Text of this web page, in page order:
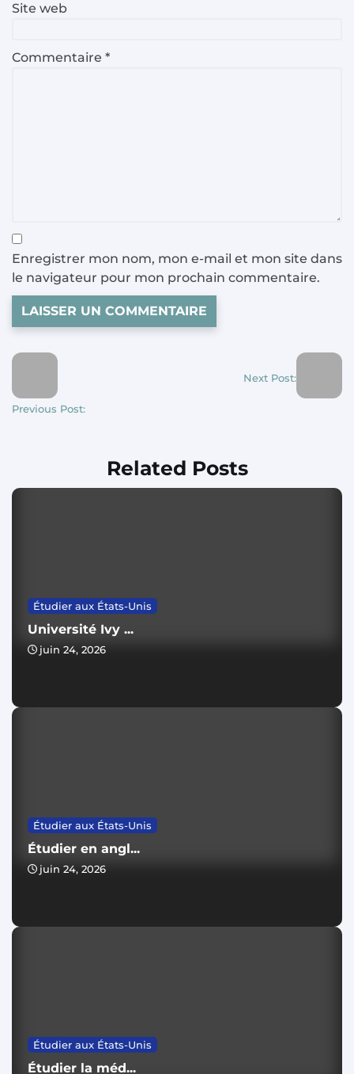
Site web
Commentaire *
Enregistrer mon nom, mon e-mail et mon site dans
le navigateur pour mon prochain commentaire.
Previous Post:
Next Post:
Related Posts
Étudier aux États-Unis
Université Ivy ...
juin 24, 2026
Étudier aux États-Unis
Étudier en angl...
juin 24, 2026
Étudier aux États-Unis
Étudier la méd...